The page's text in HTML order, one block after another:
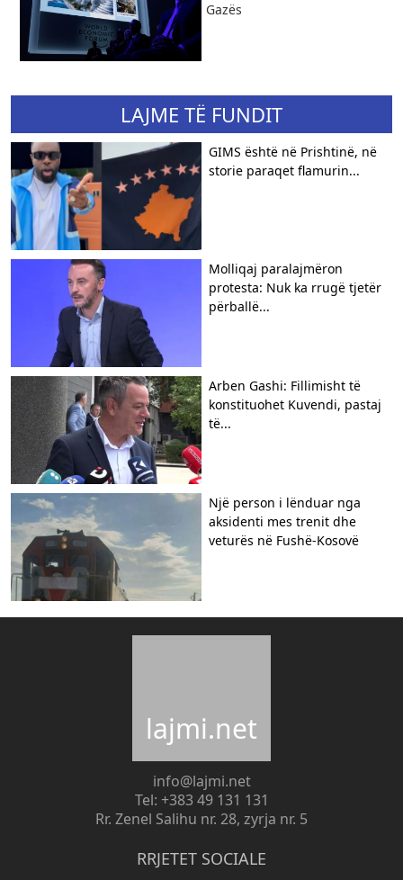
Gazës
LAJME TË FUNDIT
GIMS është në Prishtinë, në
storie paraqet flamurin...
Molliqaj paralajmëron
protesta: Nuk ka rrugë tjetër
përballë...
Arben Gashi: Fillimisht të
konstituohet Kuvendi, pastaj
të...
Një person i lënduar nga
aksidenti mes trenit dhe
veturës në Fushë-Kosovë
lajmi.net
info@lajmi.net
Tel: +383 49 131 131
Rr. Zenel Salihu nr. 28, zyrja nr. 5
RRJETET SOCIALE